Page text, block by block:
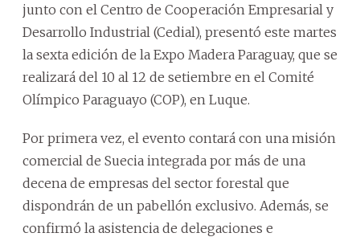
junto con el Centro de Cooperación Empresarial y
Desarrollo Industrial (Cedial), presentó este martes
la sexta edición de la Expo Madera Paraguay, que se
realizará del 10 al 12 de setiembre en el Comité
Olímpico Paraguayo (COP), en Luque.
Por primera vez, el evento contará con una misión
comercial de Suecia integrada por más de una
decena de empresas del sector forestal que
dispondrán de un pabellón exclusivo. Además, se
confirmó la asistencia de delegaciones e